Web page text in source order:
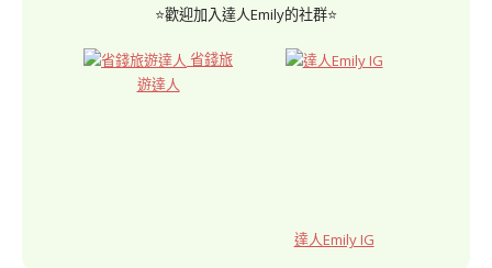
⭐歡迎加入達人Emily的社群⭐
省錢旅
遊達人
達人Emily IG